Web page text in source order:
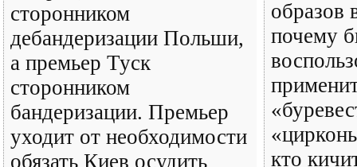
сторонником
дебандеризации Польши,
а премьер Туск
сторонником
бандеризации. Премьер
уходит от необходимости
обязать Киев осудить
образов
почему
кто